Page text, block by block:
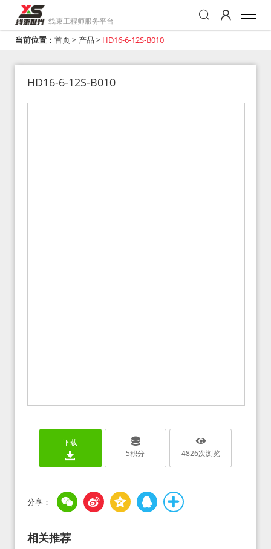
线束工程师服务平台
当前位置： 首页> 产品 > HD16-6-12S-B010
HD16-6-12S-B010
下载
5积分 4826次浏览
相关推荐